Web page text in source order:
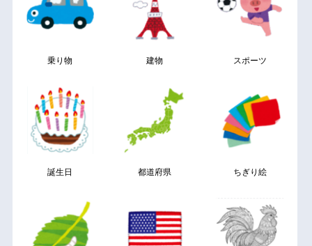
乗り物 建物 スポーツ
誕生日 都道府県 ちぎり絵